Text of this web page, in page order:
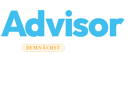
Advisor
DEMNÄCHST